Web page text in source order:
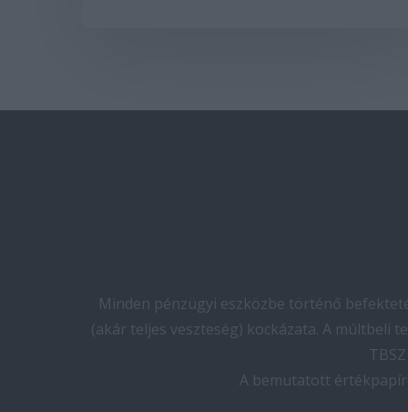
Minden pénzügyi eszközbe történő
(akár teljes veszteség) kockázata. A múltbeli
A bemutatott